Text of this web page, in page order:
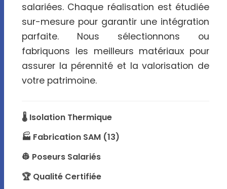
salariées. Chaque réalisation est étudiée
sur-mesure pour garantir une intégration
parfaite. Nous sélectionnons ou
fabriquons les meilleurs matériaux pour
assurer la pérennité et la valorisation de
votre patrimoine.
🌡️ Isolation Thermique
🏭 Fabrication SAM (13)
👷 Poseurs Salariés
🏆 Qualité Certifiée